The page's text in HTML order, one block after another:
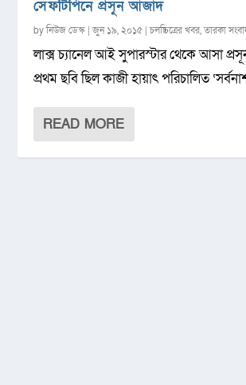
সেফটিপিনে প্রসূন আজাদ
byনিউজ ডেস্ক |জুন ১৯, ২০১৫ |চলচ্চিত্রের খবর,তারকা
লাক্স চ্যানেল আই সুপারস্টার থেকে আসা
প্রথম ছবি ছিল কাজী হায়াৎ পরিচালিত
READ MORE